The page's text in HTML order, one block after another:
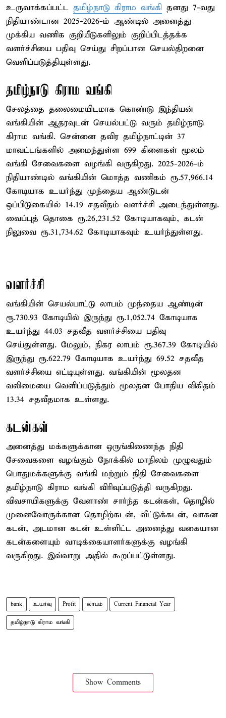
உருவாக்கப்பட்ட தமிழ்நாடு கிராம வங்கி தனது 7-வது
நிதியாண்டான 2025-2026-ம் ஆண்டில் அனைத்து
முக்கிய வணிக குறியீடுகளிலும் குறிப்பிடத்தக்க
வளர்ச்சியை பதிவு செய்து சிறப்பான செயல்திறனை
வெளிப்படுத்தியுள்ளது.
தமிழ்நாடு கிராம வங்கி
சேலத்தை தலைமையிடமாக கொண்டு இந்தியன்
வங்கியின் ஆதரவுடன் செயல்பட்டு வரும் தமிழ்நாடு
கிராம வங்கி. சென்னை தவிர தமிழ்நாட்டின் 37
மாவட்டங்களில் அமைந்துள்ள 699 கிளைகள் மூலம்
வங்கி சேவைகளை வழங்கி வருகிறது. 2025-2026-ம்
நிதியாண்டில் வங்கியின் மொத்த வணிகம் ரூ.57,966.14
கோடியாக உயர்ந்து முந்தைய ஆண்டுடன்
ஒப்பிடுகையில் 14.19 சதவீதம் வளர்ச்சி அடைந்துள்ளது.
வைப்புத் தொகை ரூ.26,231.52 கோடியாகவும், கடன்
நிலுவை ரூ.31,734.62 கோடியாகவும் உயர்ந்துள்ளது.
வளர்ச்சி
வங்கியின் செயல்பாட்டு லாபம் முந்தைய ஆண்டின்
ரூ.730.93 கோடியில் இருந்து ரூ.1,052.74 கோடியாக
உயர்ந்து 44.03 சதவீத வளர்ச்சியை பதிவு
செய்துள்ளது. மேலும், நிகர லாபம் ரூ.367.39 கோடியில்
இருந்து ரூ.622.79 கோடியாக உயர்ந்து 69.52 சதவீத
வளர்ச்சியை எட்டியுள்ளது. வங்கியின் மூலதன
வலிமையை வெளிப்படுத்தும் மூலதன போதிய விகிதம்
13.34 சதவீதமாக உள்ளது.
கடன்கள்
அனைத்து மக்களுக்கான ஒருங்கிணைந்த நிதி
சேவைகளை வழங்கும் நோக்கில் மாநிலம் முழுவதும்
பொதுமக்களுக்கு வங்கி மற்றும் நிதி சேவைகளை
தமிழ்நாடு கிராம வங்கி விரிவுப்படுத்தி வருகிறது.
விவசாயிகளுக்கு வேளாண் சார்ந்த கடன்கள், தொழில்
முனைவோருக்கான தொழிற்கடன், வீட்டுக்கடன், வாகன
கடன், அடமான கடன் உள்ளிட்ட அனைத்து வகையான
கடன்களையும் வாடிக்கையாளர்களுக்கு வழங்கி
வருகிறது. இவ்வாறு அதில் கூறப்பட்டுள்ளது.
bank உயர்வு Profit லாபம் Current Financial Year
தமிழ்நாடு கிராம வங்கி
Show Comments